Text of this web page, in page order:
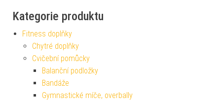
Kategorie produktu
Fitness doplňky
Chytré doplňky
Cvičební pomůcky
Balanční podložky
Bandáže
Gymnastické míče, overbally